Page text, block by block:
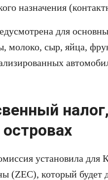
назначения
для
молоко, сыр, яйца,
установила для
(ZEC), который будет